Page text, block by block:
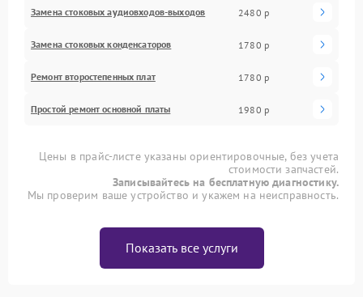
Замена стоковых аудиовходов-выходов 2480 р
Замена стоковых конденсаторов 1780 р
Ремонт второстепенных плат 1780 р
Простой ремонт основной платы 1980 р
Цены в прайс-листе указаны ориентировочные, без учета
стоимости запчастей.
Записывайтесь на бесплатную диагностику.
Мы проверим ваше устройство и укажем на неисправность.
Показать все услуги